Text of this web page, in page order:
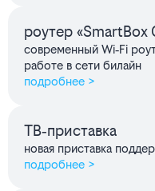
роутер «SmartBox
современный Wi‑Fi
работе в сети билайн
подробнее >
ТВ‑приставка
новая приставка
подробнее >